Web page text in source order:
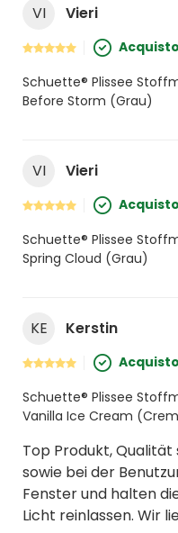
VI Vieri
Schuette® Plissee
Before Storm (Grau)
VI Vieri
Schuette® Plissee
Spring Cloud (Grau)
KE Kerstin
Schuette® Plissee
Vanilla Ice Cream
Top Produkt,
sowie bei der
Fenster und halten
Licht reinlassen. Wir